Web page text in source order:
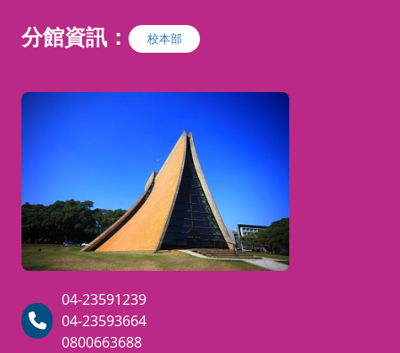
分館資訊： 校本部
04-23591239
04-23593664
0800663688